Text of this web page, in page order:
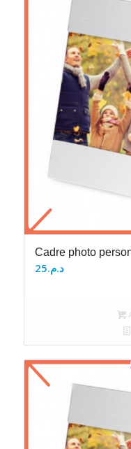
Cadre photo
د.م.25